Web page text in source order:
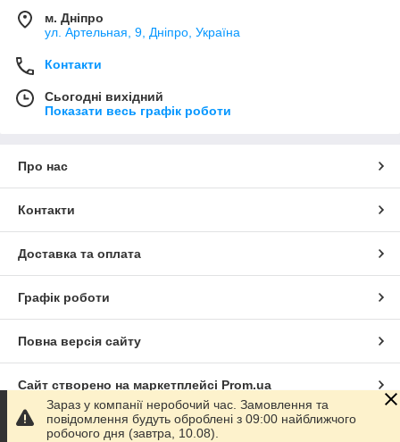
м. Дніпро
ул. Артельная, 9, Дніпро, Україна
Контакти
Сьогодні вихідний
Показати весь графік роботи
Про нас
Контакти
Доставка та оплата
Графік роботи
Повна версія сайту
Сайт створено на маркетплейсі Prom.ua
Політика конфіденційності
Зараз у компанії неробочий час. Замовлення та
повідомлення будуть оброблені з 09:00 найближчого
робочого дня (завтра, 10.08).